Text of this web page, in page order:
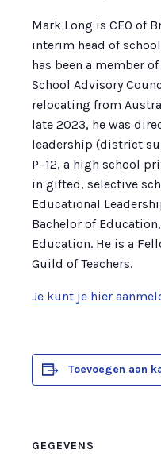
Mark Long is CEO of
interim head of
has been a member
School Advisory
relocating from
late 2023, he was
leadership (district
P–12, a high school
in gifted, selective
Educational
Bachelor of
Education. He is a
Guild of Teachers.
Je kunt je hier
Toevoegen aan
GEGEVENS